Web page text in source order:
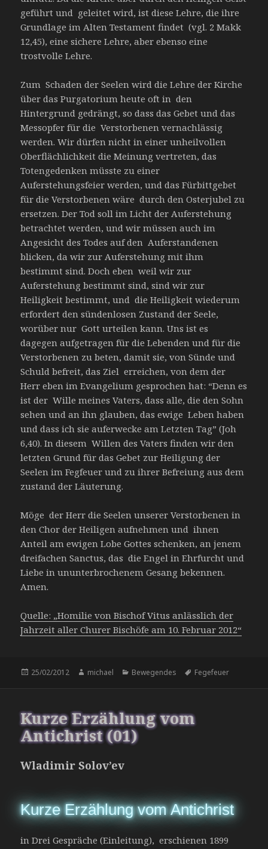
geführt und geleitet wird, ist diese Lehre, die ihre
Grundlage im Alten Testament findet (vgl. 2 Makk
12,45), eine sichere Lehre, aber ebenso eine
trostvolle Lehre.
Zum Schaden der Seelen wird die Lehre der Kirche
über das Purgatorium heute oft in den
Hintergrund gedrängt, so dass das Gebet und das
Messopfer für die Verstorbenen vernachlässig
werden. Wir dürfen nicht in einer unheilvollen
Oberflächlichkeit die Meinung vertreten, das
Totengedenken müsste zu einer
Auferstehungsfeier werden, und das Fürbittgebet
für die Verstorbenen wäre durch den Osterjubel zu
ersetzen. Der Tod soll im Licht der Auferstehung
betrachtet werden, und wir müssen auch im
Angesicht des Todes auf den Auferstandenen
blicken, da wir zur Auferstehung mit ihm
bestimmt sind. Doch eben weil wir zur
Auferstehung bestimmt sind, sind wir zur
Heiligkeit bestimmt, und die Heiligkeit wiederum
erfordert den sündenlosen Zustand der Seele,
worüber nur Gott urteilen kann. Uns ist es
dagegen aufgetragen für die Lebenden und für die
Verstorbenen zu beten, damit sie, von Sünde und
Schuld befreit, das Ziel erreichen, von dem der
Herr eben im Evangelium gesprochen hat: “Denn es
ist der Wille meines Vaters, dass alle, die den Sohn
sehen und an ihn glauben, das ewige Leben haben
und dass ich sie auferwecke am Letzten Tag” (Joh
6,40). In diesem Willen des Vaters finden wir den
letzten Grund für das Gebet zur Heiligung der
Seelen im Fegfeuer und zu ihrer Befreiung aus dem
zustand der Läuterung.
Möge der Herr die Seelen unserer Verstorbenen in
den Chor der Heiligen aufnehmen und ihnen
Anteil am ewigen Lobe Gottes schenken, an jenem
dreifachen Sanctus, das die Engel in Ehrfurcht und
Liebe in ununterbrochenem Gesang bekennen.
Amen.
Quelle: „Homilie von Bischof Vitus anlässlich der
Jahrzeit aller Churer Bischöfe am 10. Februar 2012“
Veröffentlicht
25/02/2012 Autor
michael Kategorien
Bewegendes Schlagwörter
Fegefeuer
Kurze Erzählung vom
Antichrist (01)
Wladimir Solov’ev
Kurze Erzählung vom Antichrist
in Drei Gespräche (Einleitung), erschienen 1899